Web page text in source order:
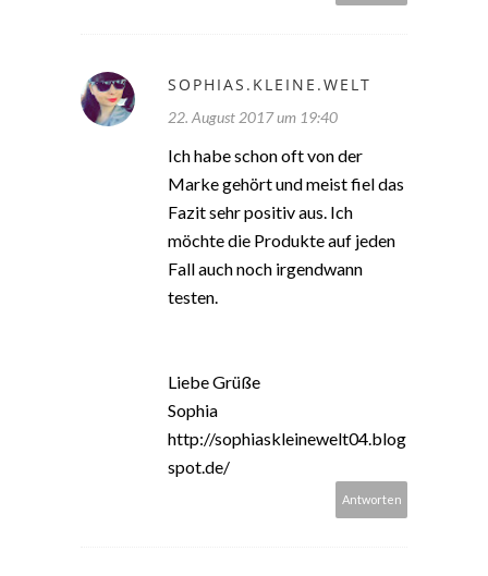
SOPHIAS.KLEINE.WELT
22. August 2017 um 19:40
Ich habe schon oft von der
Marke gehört und meist fiel das
Fazit sehr positiv aus. Ich
möchte die Produkte auf jeden
Fall auch noch irgendwann
testen.
Liebe Grüße
Sophia
http://sophiaskleinewelt04.blog
spot.de/
Antworten